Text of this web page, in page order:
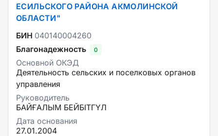
ЕСИЛЬСКОГО РАЙОНА АКМОЛИНСКОЙ
ОБЛАСТИ"
БИН 040140004260
Благонадежность
0
Основной ОКЭД
Деятельность сельских и поселковых органов
управления
Руководитель
БАЙҒАЛЫМ БЕЙБІТГҮЛ
Дата основания
27.01.2004